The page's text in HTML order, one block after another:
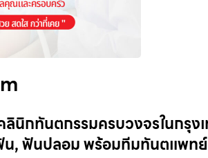
กทันตกรรมครบวงจรในกรุง
, ฟันปลอม พร้อมทีมทันตแพทย์